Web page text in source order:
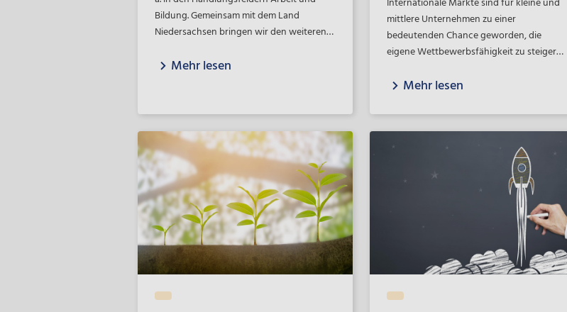
Bildung. Gemeinsam mit dem Land
Niedersachsen bringen wir den weiteren
Beschäftigung von Menschen mit einer
Menschen mit Behinderungen das
Verdienen ihres Lebensunterhaltes in
einem offenen, inklusiven und
zugänglichen Arbeitsmarkt zu
ermöglichen. Denn Menschen mit
Behinderungen sind nicht nur ein
wichtiger Teil von Niedersachsen, sie
sollen auch selbstverständlich in allen
Bereichen des gesellschaftlichen Lebens
in Niedersachsen Teil sein.
Mehr lesen
Internationale Märkte sind für kleine und
mittlere Unternehmen zu einer
bedeutenden Chance geworden, die
eigene Wettbewerbsfähigkeit zu steigern
begleiten Sie bei Ihren Schritten im
Mehr lesen